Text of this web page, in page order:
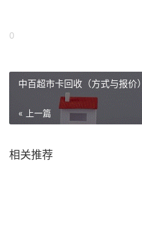
0
中百超市卡回收（方式与报价）
« 上一篇
相关推荐